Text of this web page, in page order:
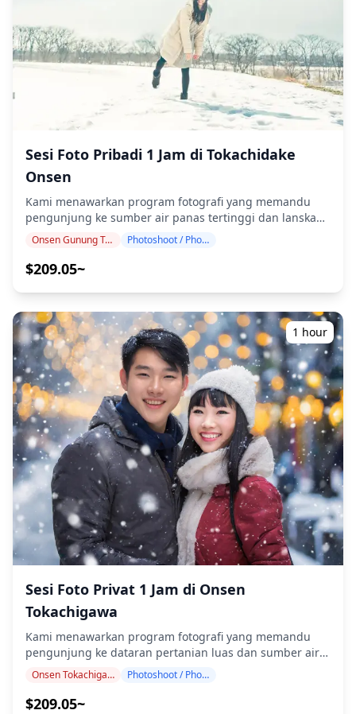
mana saja di Tokachi dan Obihiro dan dapat dipesan
hingga 3 hari sebelumnya. Kami akan mengatur
fotografer berbahasa Inggris/Jepang. File asli 100+ foto
dikirimkan dalam waktu seminggu, dan Anda dapat
memilih 10 foto favorit Anda untuk dikirim ulang.
Koreksi dilakukan untuk membangkitkan suasana
tertentu, dan jika diinginkan, penyesuaian dapat
dilakukan pada suasana hati dan warna. Biarkan kami
mengabadikan momen spesial Anda di Tokachi dan
Obihiro melalui layanan fotografi kami! ◆ Informasi
penting: ・Jika Anda terlambat tiba untuk waktu
pertemuan yang dijadwalkan, durasi pemotretan dan
jumlah foto yang dikirimkan dapat dikurangi. ・Jika
hujan diperkirakan akan turun di tempat pemotretan 3
tiba hujan pada hari pemotretan, tiga opsi tersedia: (1)
menjadwalkan ulang tanggal dan waktu, (2) mengubah
lokasi, atau (3) membatalkan pemotretan. ![]
(https://assets.hldycdn.com/65c3ae86-51e6-4d44-a0d4-
a368d8ad6fd9.png)
Sesi Foto Pribadi 1 Jam di Tokachidake
Onsen
Kami menawarkan program fotografi yang memandu
pengunjung ke sumber air panas tertinggi dan lanskap
vulkanik aktif di Tokachidake Onsen. Dipandu oleh
fotografer berkualifikasi tinggi, program kami
menyesuaikan jadwal perjalanan Anda, mengabadikan
Tokachi, panorama peternakan publik terbesar di
Jepang, dan 'Jembatan Hantu' Taushubetsu musiman
yang misterius. Sesi fotografi tersedia di mana saja di
Tokachidake Onsen dan dapat dipesan hingga 3 hari
sebelumnya. Kami akan mengatur fotografer berbahasa
Inggris/Jepang. File asli dari 100+ foto akan dikirimkan
dalam waktu seminggu, dan Anda dapat memilih 10 foto
favorit Anda untuk dikirimkan kembali. Koreksi dilakukan
untuk membangkitkan suasana vulkanik dataran tinggi,
dan jika diinginkan, penyesuaian dapat dilakukan pada
suasana hati dan warna. Biarkan kami mengabadikan
momen spesial Anda di Tokachidake Onsen melalui
layanan fotografi kami! ◆ Informasi penting: ・Jika Anda
terlambat tiba untuk waktu pertemuan yang
dijadwalkan, durasi pemotretan dan jumlah foto yang
dikirimkan dapat dikurangi. ・Jika hujan diperkirakan
akan turun di lokasi pemotretan 3 hari sebelum tanggal
yang dijadwalkan atau jika tiba-tiba hujan pada hari
pemotretan, tiga opsi tersedia: (1) menjadwalkan ulang
tanggal dan waktu, (2) mengubah lokasi, atau (3)
membatalkan pemotretan. ![]
(https://assets.hldycdn.com/284b369b-1481-46b4-810c-
2ca93c28f865.png) ![]
(https://assets.hldycdn.com/4e9716ff-6214-4707-a3fc-
975509dca5ba.jpg)
Onsen Gunung Tokachi Photoshoot / Photo tour
$209.05~
1 hour
Sesi Foto Privat 1 Jam di Onsen
Tokachigawa
Kami menawarkan program fotografi yang memandu
pengunjung ke dataran pertanian luas dan sumber air
panas unik di Onsen Tokachigawa. Dipandu oleh
fotografer berkualifikasi tinggi, program kami
menyesuaikan jadwal perjalanan Anda, mengabadikan
Onsen Tokachigawa Photoshoot / Photo tour
$209.05~